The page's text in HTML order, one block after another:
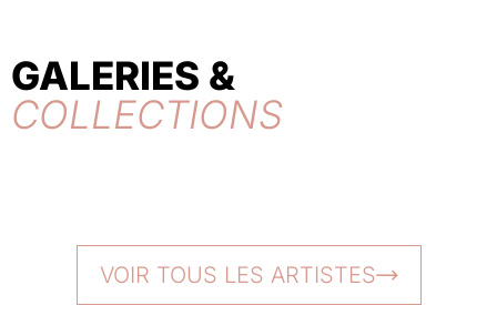
GALERIES &
COLLECTIONS
VOIR TOUS LES ARTISTES